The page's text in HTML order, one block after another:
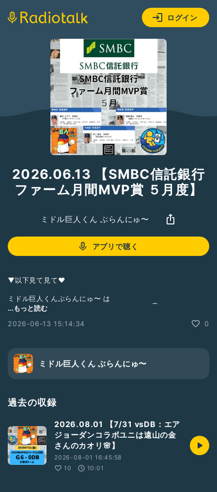
ログイン
2026.06.13 【SMBC信託銀行
ファーム月間MVP賞 ５月度】
ミドル巨人くん ぶらんにゅ〜
アプリで聴く
▼以下見て見て❤︎
ミドル巨人くんぶらんにゅ〜 は
zaboのサポートポッドキャスト番組です。(③サポート)
【シン野球トーク】
https://podcasts.apple.com/jp/podcast/%E3%82%B7%E3
%83%B3%E9%87%8E%E7%90%83%E3%83%88%E3%83%
BC%E3%82%AF-
②サブポッドキャスト
▼
https://open.spotify.com/show/5N12MhN3jET7WOIdWa
04YW?si=69Z98lncRIeUTg_5ZiTWbA
④サポートポッドキャスト
もっと！週末のポッドキャスター
...もっと読む
2026-06-13 15:14:34
0
ミドル巨人くん ぶらんにゅ〜
過去の収録
2026.08.01 【7/31 vsDB：エア
ジョーダンコラボユニは遠山の金
さんのカオリ🌸】
2026-08-01 16:45:58
10
10:01